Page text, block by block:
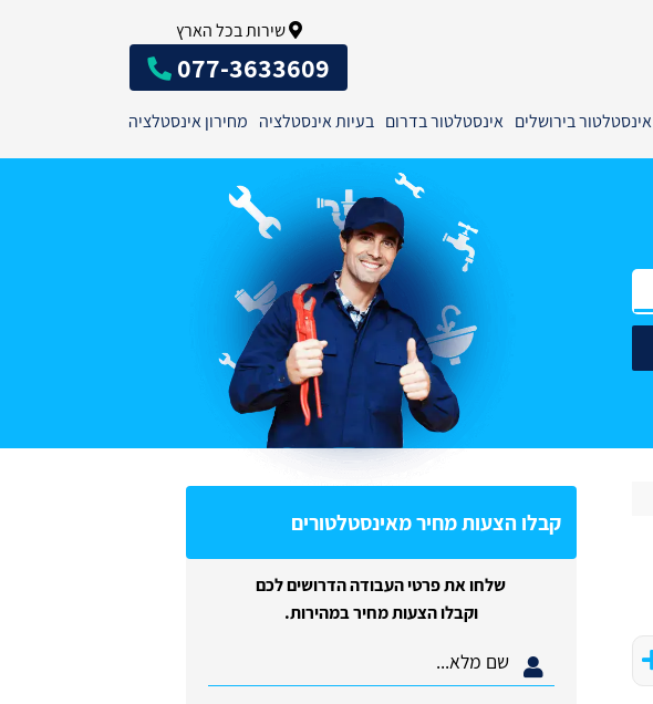
שירות בכל הארץ
077-3633609
אינסטלטור בירושלים אינסטלטור בדרום בעיות אינסטלציה מחירון אינסטלציה
קבלו הצעות מחיר מאינסטלטורים
שלחו את פרטי העבודה הדרושים לכם
וקבלו הצעות מחיר במהירות.